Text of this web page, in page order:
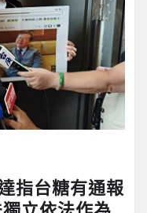
指台糖有通報